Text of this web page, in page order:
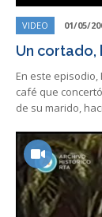
VIDEO 01/05/
Un cortado,
En este episodio,
café que
de su marido,